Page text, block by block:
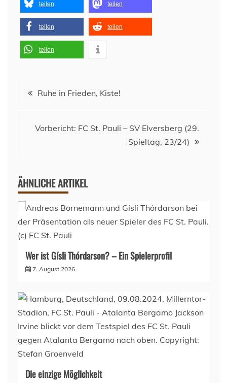
teilen teilen
teilen teilen
teilen
Beitragsnavigation
Ruhe in Frieden, Kiste!
Vorbericht: FC St. Pauli – SV Elversberg (29.
Spieltag, 23/24)
ÄHNLICHE ARTIKEL
Wer ist Gísli Thórdarson? – Ein Spielerprofil
7. August 2026
Die einzige Möglichkeit